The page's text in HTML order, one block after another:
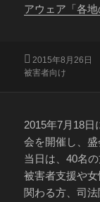
アウェア「各地
投
稿
2015年8月26日
被害者向け
2015年7月18
会を開催し、盛
当日は、40名
被害者支援や
関わる方、司